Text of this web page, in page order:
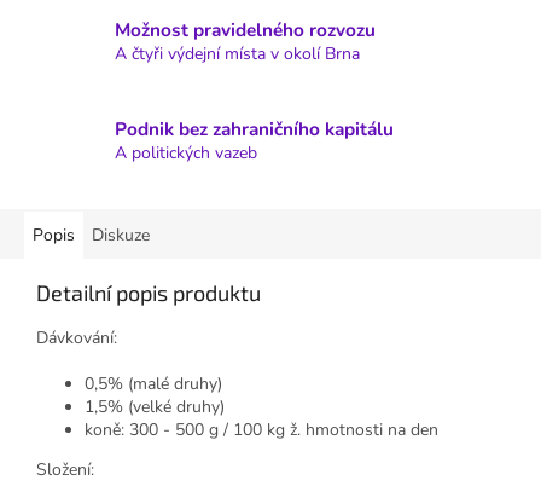
Možnost pravidelného rozvozu
A čtyři výdejní místa v okolí Brna
Podnik bez zahraničního kapitálu
A politických vazeb
Popis Diskuze
Detailní popis produktu
Dávkování:
0,5% (malé druhy)
1,5% (velké druhy)
koně: 300 - 500 g / 100 kg ž. hmotnosti na den
Složení: